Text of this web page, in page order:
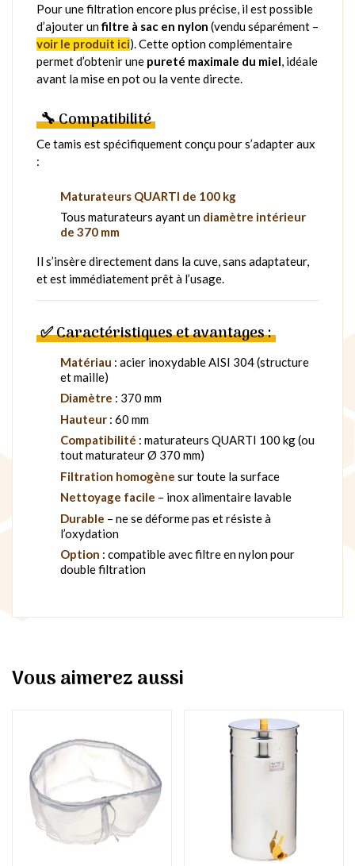
Pour une filtration encore plus précise, il est possible
d’ajouter unfiltre à sac en nylon (vendu séparément –
voir le produit ici). Cette option complémentaire
permet d’obtenir une pureté maximale du miel, idéale
avant la mise en pot ou la vente directe.
🔧 Compatibilité
Ce tamis est spécifiquement conçu pour s’adapter aux
:
Maturateurs QUARTI de 100 kg
Tous maturateurs ayant un diamètre intérieur
de 370 mm
Il s’insère directement dans la cuve, sans adaptateur,
et est immédiatement prêt à l’usage.
✅ Caractéristiques et avantages :
Matériau : acier inoxydable AISI 304 (structure
et maille)
Diamètre : 370 mm
Hauteur : 60 mm
Compatibilité : maturateurs QUARTI 100 kg (ou
tout maturateur Ø 370 mm)
Filtration homogène sur toute la surface
Nettoyage facile – inox alimentaire lavable
Durable – ne se déforme pas et résiste à
l’oxydation
Option : compatible avec filtre en nylon pour
double filtration
Vous aimerez aussi